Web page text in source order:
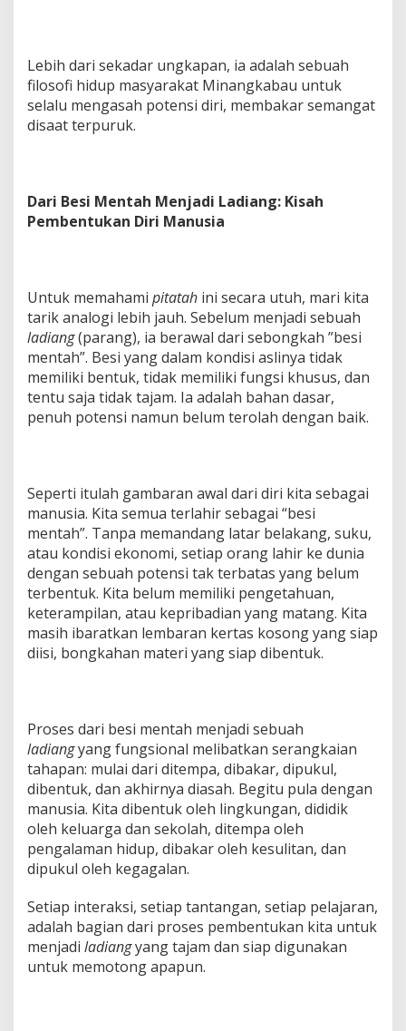
Lebih dari sekadar ungkapan, ia adalah sebuah
filosofi hidup masyarakat Minangkabau untuk
selalu mengasah potensi diri, membakar semangat
disaat terpuruk.
Dari Besi Mentah Menjadi Ladiang: Kisah
Pembentukan Diri Manusia
Untuk memahami pitatah ini secara utuh, mari kita
tarik analogi lebih jauh. Sebelum menjadi sebuah
ladiang(parang), ia berawal dari sebongkah ”besi
mentah”. Besi yang dalam kondisi aslinya tidak
memiliki bentuk, tidak memiliki fungsi khusus, dan
tentu saja tidak tajam. Ia adalah bahan dasar,
penuh potensi namun belum terolah dengan baik.
Seperti itulah gambaran awal dari diri kita sebagai
manusia. Kita semua terlahir sebagai “besi
mentah”. Tanpa memandang latar belakang, suku,
atau kondisi ekonomi, setiap orang lahir ke dunia
dengan sebuah potensi tak terbatas yang belum
terbentuk. Kita belum memiliki pengetahuan,
keterampilan, atau kepribadian yang matang. Kita
masih ibaratkan lembaran kertas kosong yang siap
diisi, bongkahan materi yang siap dibentuk.
Proses dari besi mentah menjadi sebuah
ladiangyang fungsional melibatkan serangkaian
tahapan: mulai dari ditempa, dibakar, dipukul,
dibentuk, dan akhirnya diasah. Begitu pula dengan
manusia. Kita dibentuk oleh lingkungan, dididik
oleh keluarga dan sekolah, ditempa oleh
pengalaman hidup, dibakar oleh kesulitan, dan
dipukul oleh kegagalan.
Setiap interaksi, setiap tantangan, setiap pelajaran,
adalah bagian dari proses pembentukan kita untuk
menjadi ladiangyang tajam dan siap digunakan
untuk memotong apapun.